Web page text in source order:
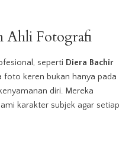
Ahli Fotografi
seperti Diera Bachir
foto keren bukan hanya pada
diri. Mereka
karakter subjek agar setiap